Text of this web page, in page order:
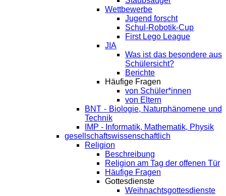
Wettbewerbe
Jugend forscht
Schul-Robotik-Cup
First Lego League
JIA
Was ist das besondere aus
Schülersicht?
Berichte
Häufige Fragen
von Schüler*innen
von Eltern
BNT - Biologie, Naturphänomene und
Technik
IMP - Informatik, Mathematik, Physik
gesellschaftswissenschaftlich
Religion
Beschreibung
Religion am Tag der offenen Tür
Häufige Fragen
Gottesdienste
Weihnachtsgottesdienste